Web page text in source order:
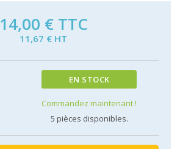
14,00 € TTC
11,67 € HT
EN STOCK
Commandez maintenant !
5 pièces disponibles.